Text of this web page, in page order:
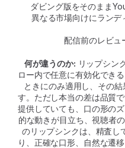
ダビング版をそのまま
異なる市場向けにラン
配信前のレビュ
何が違うのか: リップシン
ロー内で任意に有効化でき
ときにのみ適用し、その
す。ただし本当の差は品質
提供していても、口の形の
的な動きが目立ち、視聴者
のリップシンクは、精査し
り、正確な口形、自然な遷